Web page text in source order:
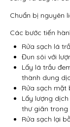
Chuẩn bị nguyên
Các bước tiến
Rửa sạch lá
Đun sôi với
Lấy lá trầu
thành dung
Rửa sạch mặt
Lấy lượng
thư giãn trong
Rửa sạch lại